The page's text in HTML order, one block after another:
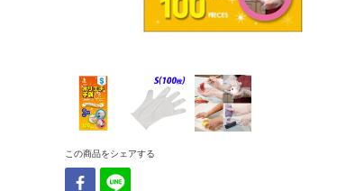
この商品をシェアする